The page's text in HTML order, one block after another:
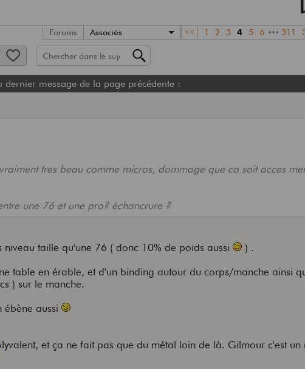
Forums Associés << 1 2 3 4 5 6 ••• 311
dernier message de la page précédente :
tres beau comme micros, dommage que ca soit acces
une 76 et une pro? échancrure ?
niveau taille qu'une 76 ( donc 10% de poids aussi
) .
table en érable, et d'un binding autour du corps/manche ainsi
) sur le manche.
ébène aussi
et ça ne fait pas que du métal loin de là. Gilmour c'est un